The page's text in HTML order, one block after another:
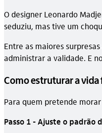
O designer Leonardo
seduziu, mas tive um
Entre as maiores
administrar a validade. E
Como estruturar a
Para quem pretende
Passo 1 - Ajuste o padrão